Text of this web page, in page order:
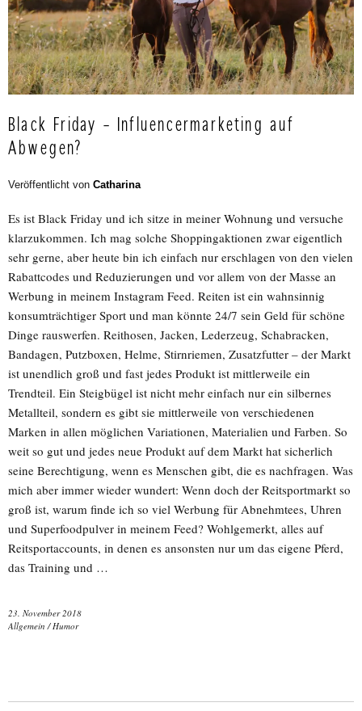
Black Friday – Influencermarketing auf
Abwegen?
Veröffentlicht von Catharina
Es ist Black Friday und ich sitze in meiner Wohnung und versuche
klarzukommen. Ich mag solche Shoppingaktionen zwar eigentlich
sehr gerne, aber heute bin ich einfach nur erschlagen von den vielen
Rabattcodes und Reduzierungen und vor allem von der Masse an
Werbung in meinem Instagram Feed. Reiten ist ein wahnsinnig
konsumträchtiger Sport und man könnte 24/7 sein Geld für schöne
Dinge rauswerfen. Reithosen, Jacken, Lederzeug, Schabracken,
Bandagen, Putzboxen, Helme, Stirnriemen, Zusatzfutter – der Markt
ist unendlich groß und fast jedes Produkt ist mittlerweile ein
Trendteil. Ein Steigbügel ist nicht mehr einfach nur ein silbernes
Metallteil, sondern es gibt sie mittlerweile von verschiedenen
Marken in allen möglichen Variationen, Materialien und Farben. So
weit so gut und jedes neue Produkt auf dem Markt hat sicherlich
seine Berechtigung, wenn es Menschen gibt, die es nachfragen. Was
mich aber immer wieder wundert: Wenn doch der Reitsportmarkt so
groß ist, warum finde ich so viel Werbung für Abnehmtees, Uhren
und Superfoodpulver in meinem Feed? Wohlgemerkt, alles auf
Reitsportaccounts, in denen es ansonsten nur um das eigene Pferd,
das Training und …
23. November 2018
Allgemein /Humor